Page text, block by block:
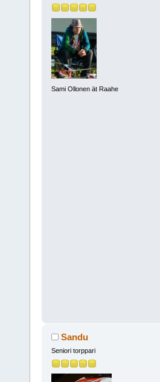
Sami Ollonen ät Raahe
Sandu
Seniori torppari